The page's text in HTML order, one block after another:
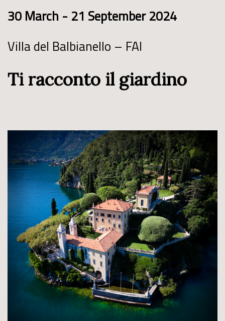
30 March - 21 September 2024
Villa del Balbianello – FAI
Ti racconto il giardino